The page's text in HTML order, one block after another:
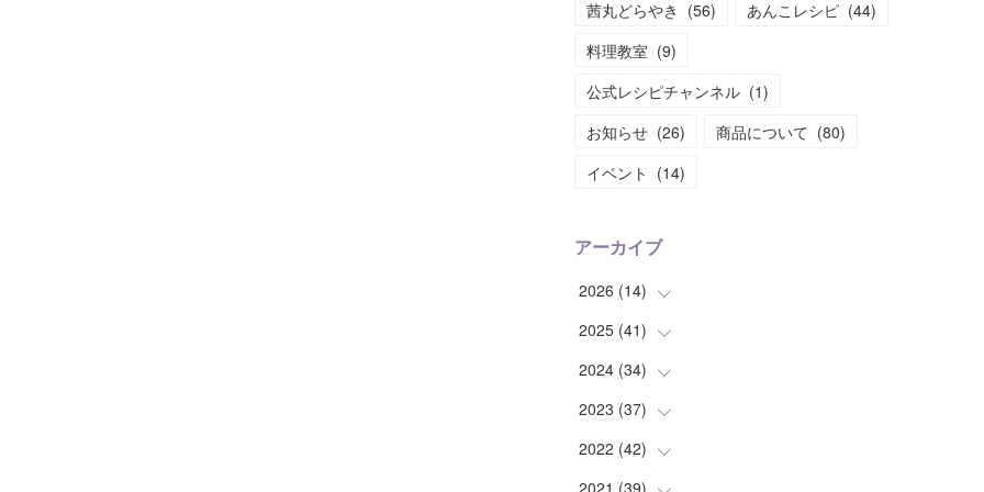
茜丸どらやき (56) あんこレシピ (44)
料理教室 (9)
公式レシピチャンネル (1)
お知らせ (26) 商品について (80)
イベント (14)
アーカイブ
2026 (14)
(2)
(2)
(1)
(2)
(2)
2025 (41)
(1)
(2)
(4)
(2)
2024 (34)
(3)
(2)
(2)
2023 (37)
(4)
(3)
2022 (42)
(5)
2021 (39)